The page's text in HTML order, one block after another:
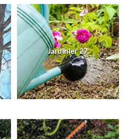
Jardinier 27